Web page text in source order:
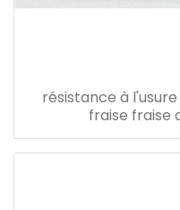
résistance à
fraise fraise